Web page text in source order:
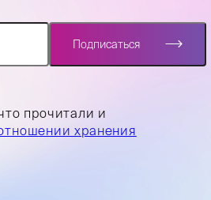
прочитали и
хранения
Подписаться